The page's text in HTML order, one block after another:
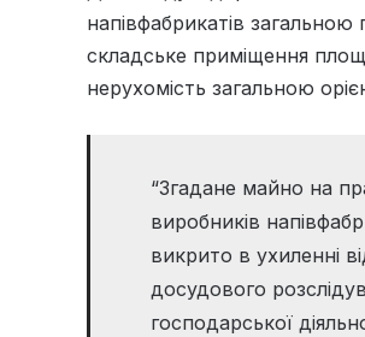
напівфабрикатів
складське приміщення
нерухомість загальною
“Згадане майно на
виробників
викрито в ухиленні
досудового
господарської